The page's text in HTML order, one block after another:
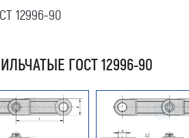
12996-90
ГОСТ 12996-90